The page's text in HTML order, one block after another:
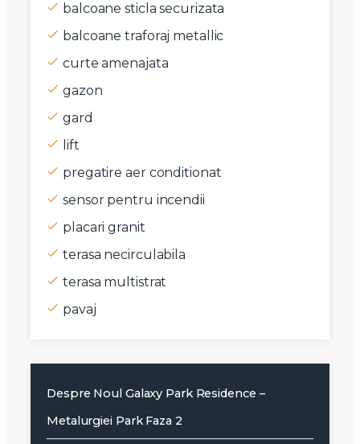
balcoane sticla securizata
balcoane traforaj metallic
curte amenajata
gazon
gard
lift
pregatire aer conditionat
sensor pentru incendii
placari granit
terasa necirculabila
terasa multistrat
pavaj
Despre Noul Galaxy Park Residence –
Metalurgiei Park Faza 2